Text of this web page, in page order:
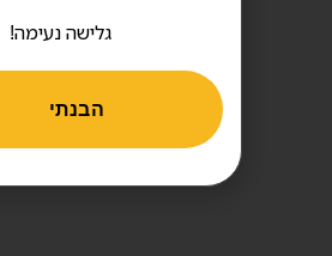
גלישה נעימה!
הבנתי